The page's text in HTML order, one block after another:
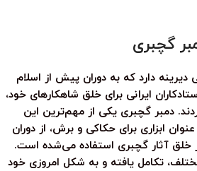
گچبری
دیرینه دارد که به دوران پیش از اسلام
ایرانی برای خلق شاهکارهای خود،
دمبر گچبری یکی از مهم‌ترین این
ابزاری برای حکاکی و برش، از دوران
خلق آثار گچبری استفاده می‌شده است.
تکامل یافته و به شکل امروزی خود